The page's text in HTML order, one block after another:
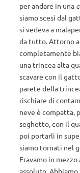
per andare in una
siamo scesi dal
si vedeva a
da tutto. Attorno a
completamente
una trincea alta
scavare con il
parete della
rischiare di
neve è compatta,
seghetto, con il
poi portarli in
siamo tornati nel
Eravamo in
assoluto. Abbiamo